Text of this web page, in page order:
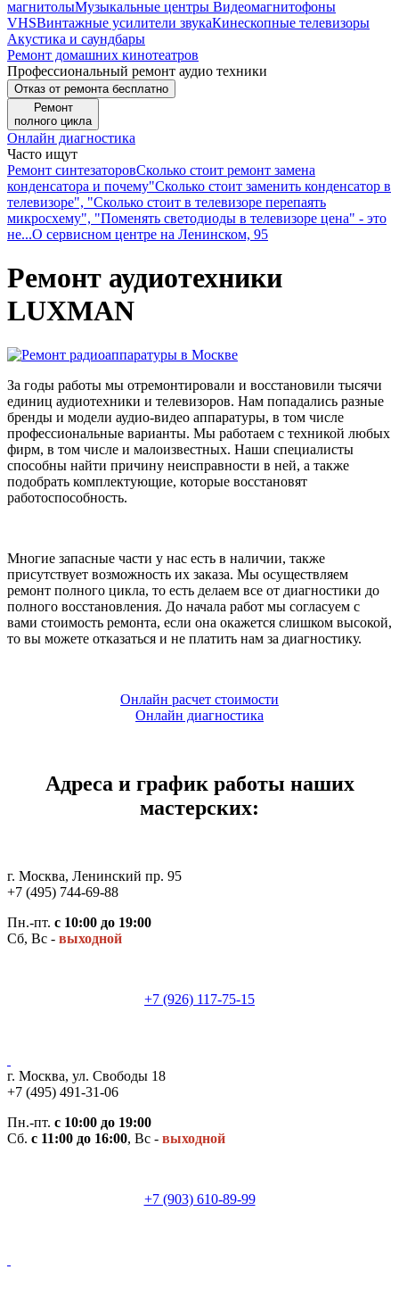
магнитолыМузыкальные центры Видеомагнитофоны
VHSВинтажные усилители звукаКинескопные телевизоры
Акустика и саундбары
Ремонт домашних кинотеатров
Профессиональный ремонт аудио техники
Отказ от ремонта бесплатно
Ремонт
полного цикла
Онлайн диагностика
Часто ищут
Ремонт синтезаторовСколько стоит ремонт замена
конденсатора и почему"Сколько стоит заменить конденсатор в
телевизоре", "Сколько стоит в телевизоре перепаять
микросхему", "Поменять светодиоды в телевизоре цена" - это
не...О сервисном центре на Ленинском, 95
Ремонт аудиотехники
LUXMAN
За годы работы мы отремонтировали и восстановили тысячи
единиц аудиотехники и телевизоров. Нам попадались разные
бренды и модели аудио-видео аппаратуры, в том числе
профессиональные варианты. Мы работаем с техникой любых
фирм, в том числе и малоизвестных. Наши специалисты
способны найти причину неисправности в ней, а также
подобрать комплектующие, которые восстановят
работоспособность.
Многие запасные части у нас есть в наличии, также
присутствует возможность их заказа. Мы осуществляем
ремонт полного цикла, то есть делаем все от диагностики до
полного восстановления. До начала работ мы согласуем с
вами стоимость ремонта, если она окажется слишком высокой,
то вы можете отказаться и не платить нам за диагностику.
Онлайн расчет стоимости
Онлайн диагностика
Адреса и график работы наших
мастерских:
г. Москва, Ленинский пр. 95
+7 (495) 744-69-88
Пн.-пт. с 10:00 до 19:00
Сб, Вс - выходной
+7 (926) 117-75-15
г. Москва, ул. Свободы 18
+7 (495) 491-31-06
Пн.-пт. с 10:00 до 19:00
Сб. с 11:00 до 16:00, Вс - выходной
+7 (903) 610-89-99